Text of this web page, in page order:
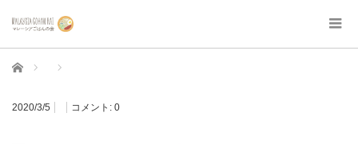
ホーム
2020/3/5 コメント: 0